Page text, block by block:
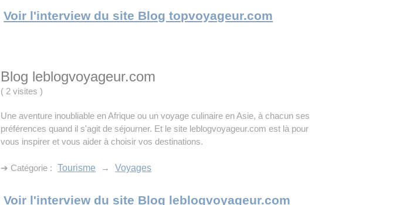
Voir l'interview du site Blog topvoyageur.com
Blog leblogvoyageur.com
( 2 visites)
Une aventure inoubliable en Afrique ou un voyage culinaire en Asie, à chacun ses
préférences quand il s'agit de séjourner. Et le site leblogvoyageur.com est là pour
vous inspirer et vous aider à choisir vos destinations.
➔ Catégorie : Tourisme → Voyages
Voir l'interview du site Blog leblogvoyageur.com